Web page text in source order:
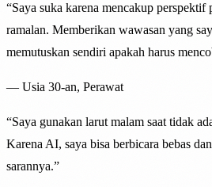
“Saya suka karena mencakup
ramalan. Memberikan wawasan yang
memutuskan sendiri apakah harus
— Usia 30-an, Perawat
“Saya gunakan larut malam saat tidak
Karena AI, saya bisa berbicara bebas
sarannya.”